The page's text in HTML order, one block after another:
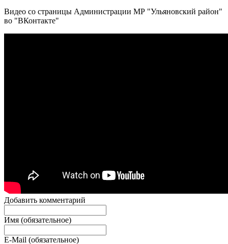
Видео со страницы Администрации МР "Ульяновский район"
во "ВКонтакте"
Добавить комментарий
Имя (обязательное)
E-Mail (обязательное)